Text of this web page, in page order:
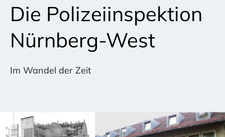
Die Polizeiinspektion
Nürnberg-West
Im Wandel der Zeit